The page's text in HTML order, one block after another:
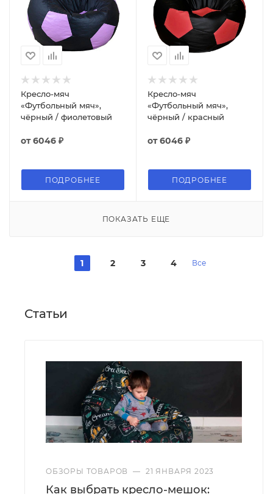
Кресло-мяч
«Футбольный мяч»,
чёрный / фиолетовый
от6046 ₽
ПОДРОБНЕЕ
Кресло-мяч
«Футбольный мяч»,
чёрный / красный
от6046 ₽
ПОДРОБНЕЕ
ПОКАЗАТЬ ЕЩЕ
1 2 3 4 Все
Статьи
ОБЗОРЫ ТОВАРОВ — 21 ЯНВАРЯ 2023
Как выбрать кресло-мешок: